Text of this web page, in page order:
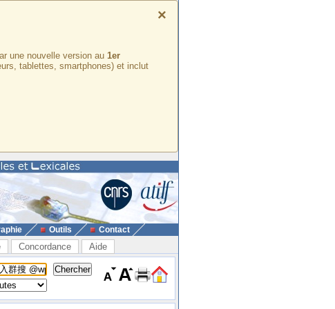
×
une nouvelle version au 1er
tablettes, smartphones) et inclut
Outils Contact
Concordance Aide